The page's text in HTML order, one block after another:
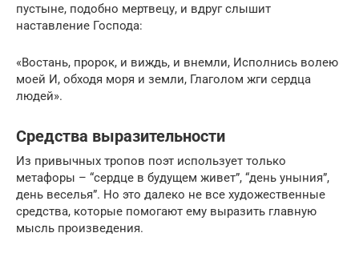
пустыне, подобно мертвецу, и вдруг слышит
наставление Господа:
«Востань, пророк, и виждь, и внемли, Исполнись волею
моей И, обходя моря и земли, Глаголом жги сердца
людей».
Средства выразительности
Из привычных тропов поэт использует только
метафоры – “сердце в будущем живет”, “день уныния”,
день веселья”. Но это далеко не все художественные
средства, которые помогают ему выразить главную
мысль произведения.